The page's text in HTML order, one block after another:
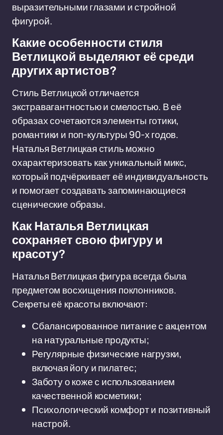
выразительными глазами и стройной
фигурой.
Какие особенности стиля
Ветлицкой выделяют её среди
других артистов?
Стиль Ветлицкой отличается
экстравагантностью и смелостью. В её
образах сочетаются элементы готики,
романтики и поп-культуры 90-х годов.
Наталья Ветлицкая стиль можно
охарактеризовать как уникальный микс,
который подчёркивает её индивидуальность
и помогает создавать запоминающиеся
сценические образы.
Как Наталья Ветлицкая
сохраняет свою фигуру и
красоту?
Наталья Ветлицкая фигура всегда была
предметом восхищения поклонников.
Секреты её красоты включают:
Сбалансированное питание с акцентом
на натуральные продукты;
Регулярные физические нагрузки,
включая йогу и пилатес;
Заботу о коже с использованием
качественной косметики;
Психологический комфорт и позитивный
настрой.